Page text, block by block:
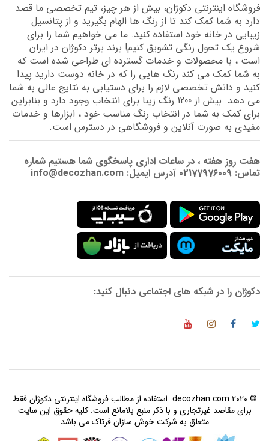
فروشگاه اینترنتی دکوژان، بیش از هر چیز، تیم تخصصی ما قصد
دارد به شما کمک کند تا از رنگ ها الهام بگیرید و از پتانسیل
زیبایی در خانه خود استفاده کنید. ما می خواهیم شما را برای
شروع یک تحول رنگی تشویق کنیم! برند برتر دکوژان در ایران
است ، با محصولات و خدمات گسترده ای طراحی شده است که
به شما کمک می کند رنگ هایی را که در خانه دوست دارید پیدا
کنید و دانش تخصصی لازم را برای دستیابی به نتایج عالی به شما
می دهد. بیش از 1200 رنگ زیبا برای انتخاب وجود دارد و بنابراین
برای کمک به شما در انتخاب رنگ مناسب خود ، ابزارها و خدمات
مفیدی به صورت آنلاین و فروشگاهی در دسترس است.
هفت روز هفته ، در ساعات اداری پاسخگوی شما هستیم شماره
تماس: 02177976009 آدرس ایمیل: info@decozhan.com
دکوژان را در شبکه های اجتماعی دنبال کنید:
© 2020 decozhan.com. استفاده از مطالب فروشگاه اینترنتی دکوژان فقط
برای مقاصد غیرتجاری و با ذکر منبع بلامانع است. کلیه حقوق این سایت
متعلق به شرکت خوش سازان فرتاک می باشد